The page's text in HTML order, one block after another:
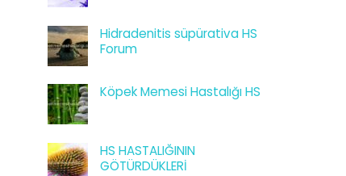
Hidradenitis süpürativa HS
Forum
Köpek Memesi Hastalığı HS
HS HASTALIĞININ
GÖTÜRDÜKLERİ